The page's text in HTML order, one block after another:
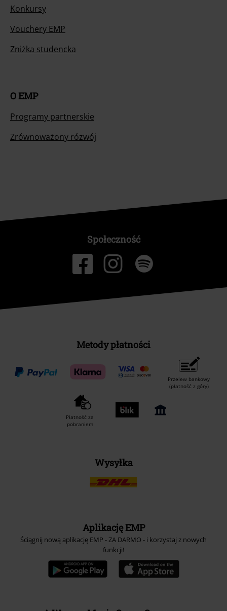
Konkursy
Vouchery EMP
Zniżka studencka
O EMP
Programy partnerskie
Zrównoważony rózwój
Społeczność
Metody płatności
Przelew bankowy
(płatność z góry)
Płatność za
pobraniem
Wysyłka
Aplikację EMP
Ściągnij nową aplikację EMP - ZA DARMO - i korzystaj z nowych
funkcji!